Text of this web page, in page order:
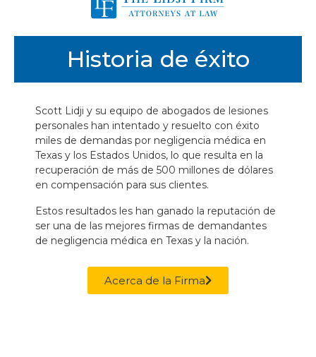
Historia de éxito
Scott Lidji y su equipo de abogados de lesiones
personales han intentado y resuelto con éxito
miles de demandas por negligencia médica en
Texas y los Estados Unidos, lo que resulta en la
recuperación de más de 500 millones de dólares
en compensación para sus clientes.
Estos resultados les han ganado la reputación de
ser una de las mejores firmas de demandantes
de negligencia médica en Texas y la nación.
Acerca de la Firma